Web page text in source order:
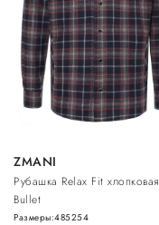
ZMANI
Рубашка Relax Fit хлопковая
Bullet
Размеры:485254